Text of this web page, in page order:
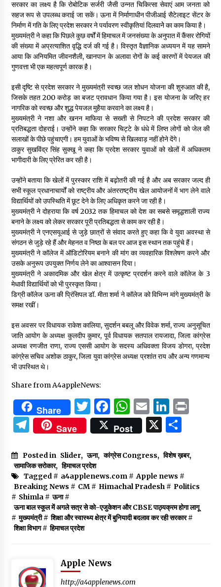
सरकार का लक्ष्य है कि रोबोटिक सर्जरी जैसी उन्नत चिकित्सा सेवाएं आम जनता को
सहज रूप से उपलब्ध कराई जा सकें। ऊना में निर्माणाधीन पीजीआई सैटेलाइट सेंटर के
निर्माण में गति के लिए प्रदेश सरकार ने पर्यावरण स्वीकृतियां दिलवानेे का काम किया है।
मुख्यमंत्री ने कहा कि पिछले कुछ वर्षों में हिमाचल में जनसंख्या के अनुपात में कैंसर रोगियों
की संख्या में अप्रत्याशित वृद्धि दर्ज की गई है। विस्तृत वैज्ञानिक अध्ययन में यह सामने
आया कि अनियमित जीवनशैली, खानपान के अलावा रोगों के कई कारणों में पेयजल की
गुणवत्ता भी एक महत्वपूर्ण कारक है।
इसी दृष्टि से प्रदेश सरकार ने मुख्यमंत्री स्वच्छ जल शोधन योजना की शुरुआत की है,
जिसके तहत 200 करोड़ का बजट प्रावधान किया गया है। इस योजना के जरिए हर
नागरिक को स्वच्छ और शुद्ध पेयजल मुहैया करवाने का लक्ष्य है।
मुख्यमंत्री ने नशा और खनन माफिया से सख्ती से निपटने की प्रदेश सरकार की
प्रतिबद्धता दोहराई। उन्होंने कहा कि सरकार चिट्टे के धंधे में लिप्त लोगों को जेल की
सलाखों के पीछे पहुंचाएगी। हम युवाओं के भविष्य से खिलवाड़ नहीं होने देंगे।
ठाकुर सुखविंद्र सिंह सुक्खू ने कहा कि प्रदेश सरकार युवाओं को खेलों में अधिकतम
भागीदारी के लिए प्रेरित कर रही है।
उन्होंने बताया कि खेलों में पुरस्कार राशि में बढ़ोतरी की गई है और अब सरकार जल्द ही
सभी स्कूल प्रधानाचार्यों को राष्ट्रीय और अंतरराष्ट्रीय खेल आयोजनों में भाग लेने वाले
विद्यार्थियों को उपस्थिति में छूट देने के लिए अधिकृत करने जा रही है।
मुख्यमंत्री ने दोहराया कि वर्ष 2032 तक हिमाचल को देश का सबसे समृद्धशाली राज्य
बनाने के लक्ष्य को लेकर सरकार पूरी प्रतिबद्धता से काम कर रही है।
मुख्यमंत्री ने एनएसयूआई से जुड़े छात्रों से संवाद करते हुए कहा कि वे युवा अवस्था से
संगठन से जुड़े रहे हैं और मेहनत व निष्ठा के बल पर आज इस स्थान तक पहुंचे हैं।
मुख्यमंत्री ने कॉलेज में ऑडिटोरियम बनाने की मांग का व्यवहारिक विश्लेषण करने और
उसके अनुरूप उपयुक्त निर्णय लेने का आश्वासन दिया।
मुख्यमंत्री ने अकादमिक और खेल क्षेत्र में उत्कृष्ट प्रदर्शन करने वाले कॉलेज के 3
मेधावी विद्यार्थियों को भी पुरस्कृत किया।
डिग्री कॉलेज ऊना की प्रिंसिपल डॉ. मीता शर्मा ने कॉलेज को विभिन्न मांगे मुख्यमंत्री के
समक्ष रखीं।
इस अवसर पर विधायक राकेश कालिया, सुदर्शन बबलू और विवेक शर्मा, राज्य अनुसूचित
जाति आयोग के अध्यक्ष कुलदीप कुमार, पूर्व विधायक सतपाल रायजादा, जिला कांग्रेस
अध्यक्ष रणजीत राणा, राज्य एससी आयोग के सदस्य अधिवक्ता विजय डोगरा, प्रदेश
कांग्रेस सचिव अशोक ठाकुर, जिला युवा कांग्रेस अध्यक्ष प्रशांत राय और अन्य गणमान्य
भी उपस्थित थे।
Share from A4appleNews:
Share Twitter
Facebook
WhatsApp
Email
Telegram
Save Post X
Posted in Slider, ऊना, कांग्रेस Congress, विशेष ख़बर,
सामाजिक सरोकार, हिमाचल प्रदेश
Tagged # a4applenews.com# Apple news #
Breaking News # CM# Himachal Pradesh# Politics
# Shimla# ऊना#
ऊना बाल स्कूल में अगले सत्र से को-एजुकेशन और CBSE पाठ्यक्रम होगा लागू
# मुख्यमंत्री# शिक्षा और स्वास्थ्य क्षेत्र में बुनियादी बदलाव कर रही सरकार#
शिक्षा विभाग# हिमाचल प्रदेश
Apple News
http://a4applenews.com